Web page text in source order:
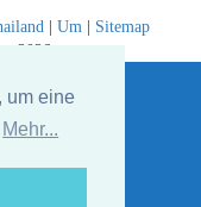
um eine
Mehr...
| Um | Sitemap
- 2026